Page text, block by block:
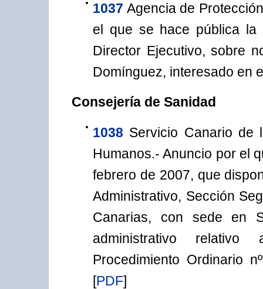
1037 Agencia de
el que se hace pública
Director Ejecutivo, sobre
Domínguez, interesado en
Consejería de Sanidad
1038 Servicio Canario de
Humanos.- Anuncio por el
febrero de 2007, que
Administrativo, Sección
Canarias, con sede en
administrativo relativo
Procedimiento Ordinario
[PDF]